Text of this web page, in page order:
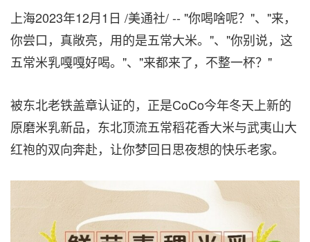
上海2023年12月1日 /美通社/ -- "你喝啥呢？"、"来，
你尝口，真敞亮，用的是五常大米。"、"你别说，这
五常米乳嘎嘎好喝。"、"来都来了，不整一杯？"
被东北老铁盖章认证的，正是CoCo今年冬天上新的
原磨米乳新品，东北顶流五常稻花香大米与武夷山大
红袍的双向奔赴，让你梦回日思夜想的快乐老家。